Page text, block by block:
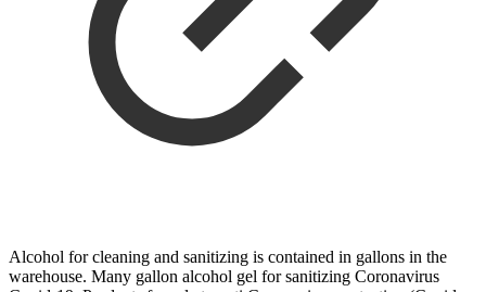
Alcohol for cleaning and sanitizing is contained in gallons in the
warehouse. Many gallon alcohol gel for sanitizing Coronavirus